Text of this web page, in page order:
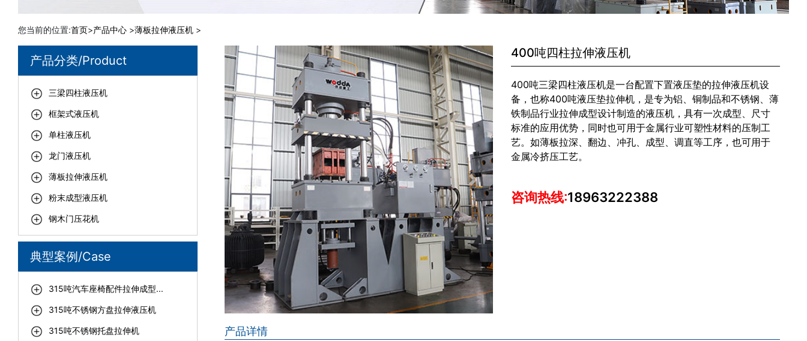
您当前的位置:首页>产品中心 >薄板拉伸液压机 >
产品分类/Product
三梁四柱液压机
框架式液压机
单柱液压机
龙门液压机
薄板拉伸液压机
粉末成型液压机
钢木门压花机
典型案例/Case
315吨汽车座椅配件拉伸成型...
315吨不锈钢方盘拉伸液压机
315吨不锈钢托盘拉伸机
400吨四柱拉伸液压机
400吨三梁四柱液压机是一台配置下置液压垫的拉伸液压机设
备，也称400吨液压垫拉伸机，是专为铝、铜制品和不锈钢、薄
铁制品行业拉伸成型设计制造的液压机，具有一次成型、尺寸
标准的应用优势，同时也可用于金属行业可塑性材料的压制工
艺。如薄板拉深、翻边、冲孔、成型、调直等工序，也可用于
金属冷挤压工艺。
咨询热线:18963222388
产品详情